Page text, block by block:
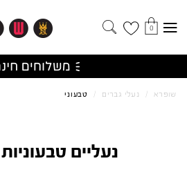
0
שופרא / נעלי גברים / טבעוני
נעליים